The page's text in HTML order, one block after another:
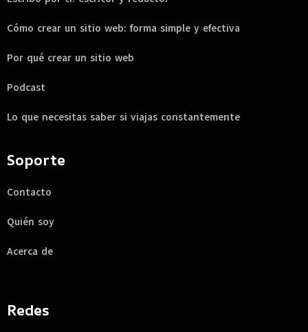
Cómo crear un sitio web: forma simple y efectiva
Por qué crear un sitio web
Podcast
Lo que necesitas saber si viajas constantemente
Soporte
Contacto
Quién soy
Acerca de
Redes